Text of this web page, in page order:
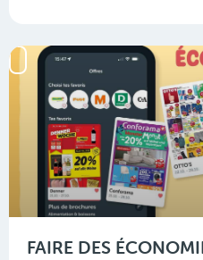
FAIRE DES